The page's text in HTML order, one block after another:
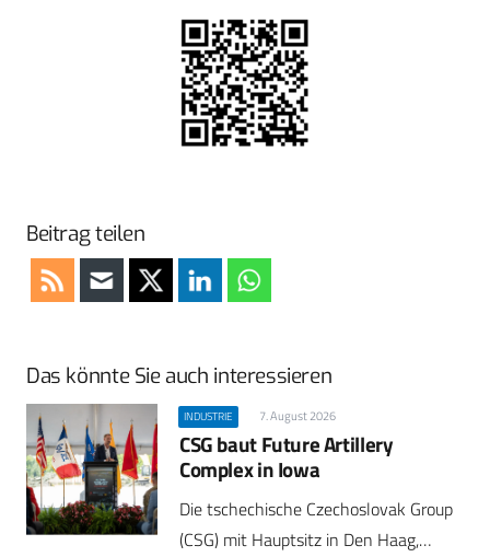
Beitrag teilen
Das könnte Sie auch interessieren
INDUSTRIE 7. August 2026
CSG baut Future Artillery
Complex in Iowa
Die tschechische Czechoslovak Group
(CSG) mit Hauptsitz in Den Haag,…